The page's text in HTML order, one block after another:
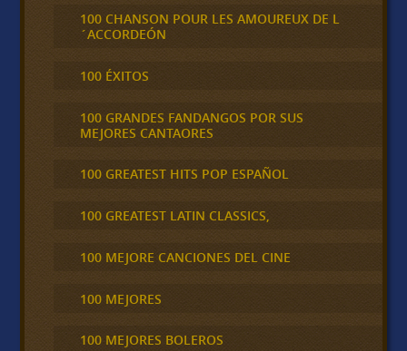
100 CHANSON POUR LES AMOUREUX DE L
´ACCORDEÓN
100 ÉXITOS
100 GRANDES FANDANGOS POR SUS
MEJORES CANTAORES
100 GREATEST HITS POP ESPAÑOL
100 GREATEST LATIN CLASSICS,
100 MEJORE CANCIONES DEL CINE
100 MEJORES
100 MEJORES BOLEROS